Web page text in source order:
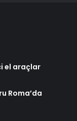
el araçlar
Roma’da